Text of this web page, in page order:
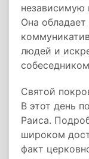
независимую
Она
людей и
Святой
В этот день
Раиса.
широком
факт